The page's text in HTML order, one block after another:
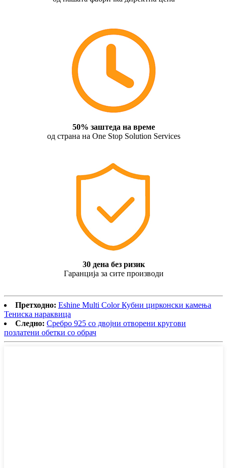
50% заштеда на време
од страна на One Stop Solution Services
30 дена без ризик
Гаранција за сите производи
Претходно: Eshine Multi Color Кубни цирконски камења
Тениска нараквица
Следно: Сребро 925 со двојни отворени кругови
позлатени обетки со обрач